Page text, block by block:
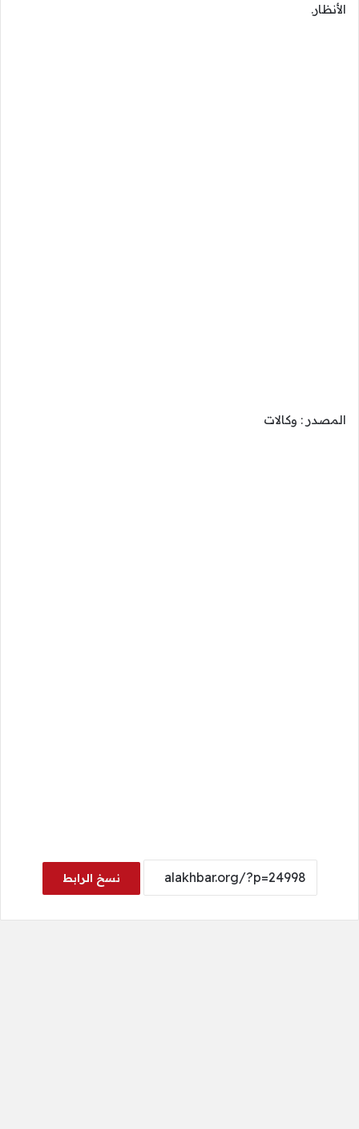
الأنظار.
المصدر : وكالات
نسخ الرابط